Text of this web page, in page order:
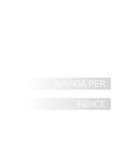
NAVIGA PER:
INDICE: